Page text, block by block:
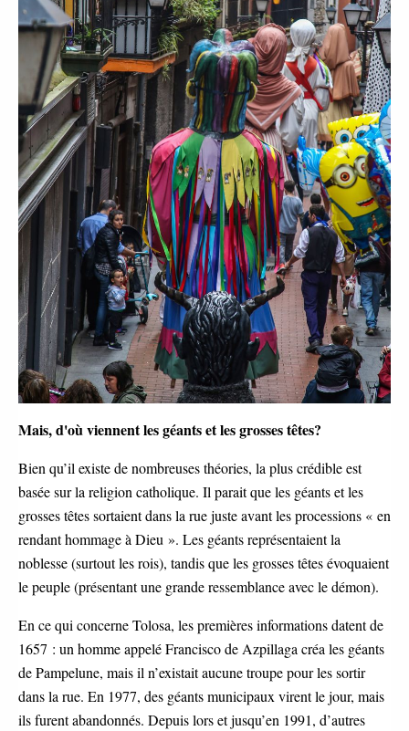
Mais, d'où viennent les géants et les grosses têtes?
Bien qu’il existe de nombreuses théories, la plus crédible est
basée sur la religion catholique. Il parait que les géants et les
grosses têtes sortaient dans la rue juste avant les processions « en
rendant hommage à Dieu ». Les géants représentaient la
noblesse (surtout les rois), tandis que les grosses têtes évoquaient
le peuple (présentant une grande ressemblance avec le démon).
En ce qui concerne Tolosa, les premières informations datent de
1657 : un homme appelé Francisco de Azpillaga créa les géants
de Pampelune, mais il n’existait aucune troupe pour les sortir
dans la rue. En 1977, des géants municipaux virent le jour, mais
ils furent abandonnés. Depuis lors et jusqu’en 1991, d’autres